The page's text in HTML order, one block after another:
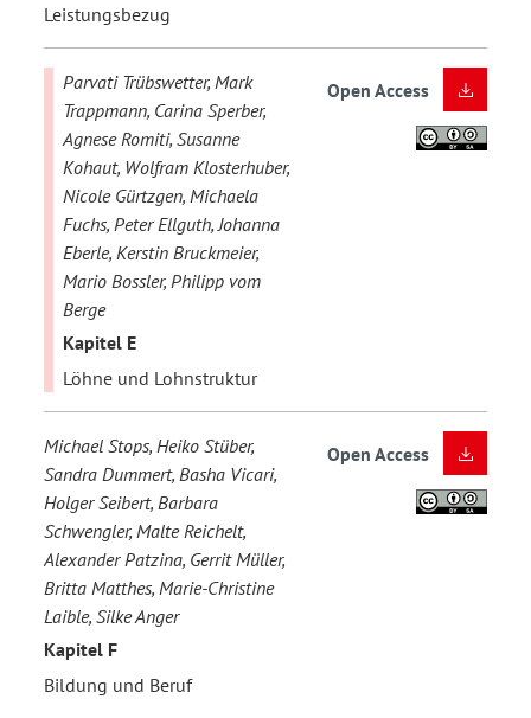
Leistungsbezug
Parvati Trübswetter, Mark
Trappmann, Carina Sperber,
Agnese Romiti, Susanne
Kohaut, Wolfram Klosterhuber,
Nicole Gürtzgen, Michaela
Fuchs, Peter Ellguth, Johanna
Eberle, Kerstin Bruckmeier,
Mario Bossler, Philipp vom
Berge
Kapitel E
Löhne und Lohnstruktur
Open Access
Michael Stops, Heiko Stüber,
Sandra Dummert, Basha Vicari,
Holger Seibert, Barbara
Schwengler, Malte Reichelt,
Alexander Patzina, Gerrit Müller,
Britta Matthes, Marie-Christine
Laible, Silke Anger
Kapitel F
Bildung und Beruf
Open Access